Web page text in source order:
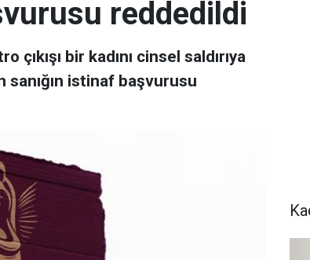
reddedildi
çıkışı bir kadını cinsel saldırıya
sanığın istinaf başvurusu